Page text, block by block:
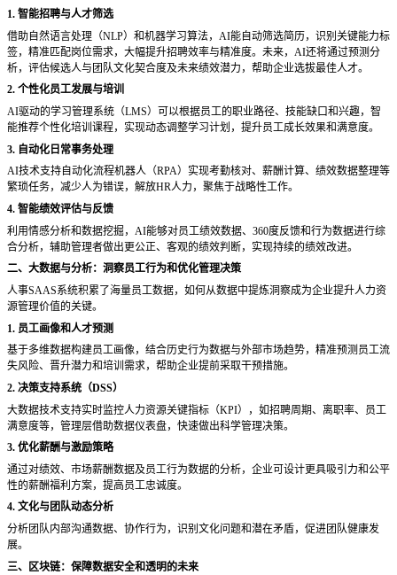
1. 智能招聘与人才筛选
借助自然语言处理（NLP）和机器学习算法，AI能自动筛选简历，识别关键能力标
签，精准匹配岗位需求，大幅提升招聘效率与精准度。未来，AI还将通过预测分
析，评估候选人与团队文化契合度及未来绩效潜力，帮助企业选拔最佳人才。
2. 个性化员工发展与培训
AI驱动的学习管理系统（LMS）可以根据员工的职业路径、技能缺口和兴趣，智
能推荐个性化培训课程，实现动态调整学习计划，提升员工成长效果和满意度。
3. 自动化日常事务处理
AI技术支持自动化流程机器人（RPA）实现考勤核对、薪酬计算、绩效数据整理等
繁琐任务，减少人为错误，解放HR人力，聚焦于战略性工作。
4. 智能绩效评估与反馈
利用情感分析和数据挖掘， AI能够对员工绩效数据、360度反馈和行为数据进行综
合分析，辅助管理者做出更公正、客观的绩效判断，实现持续的绩效改进。
二、大数据与分析：洞察员工行为和优化管理决策
人事SAAS系统积累了海量员工数据，如何从数据中提炼洞察成为企业提升人力资
源管理价值的关键。
1. 员工画像和人才预测
基于多维数据构建员工画像，结合历史行为数据与外部市场趋势，精准预测员工流
失风险、晋升潜力和培训需求，帮助企业提前采取干预措施。
2. 决策支持系统（DSS）
大数据技术支持实时监控人力资源关键指标（KPI），如招聘周期、离职率、员工
满意度等，管理层借助数据仪表盘，快速做出科学管理决策。
3. 优化薪酬与激励策略
通过对绩效、市场薪酬数据及员工行为数据的分析，企业可设计更具吸引力和公平
性的薪酬福利方案，提高员工忠诚度。
4. 文化与团队动态分析
分析团队内部沟通数据、协作行为，识别文化问题和潜在矛盾，促进团队健康发
展。
三、区块链：保障数据安全和透明的未来